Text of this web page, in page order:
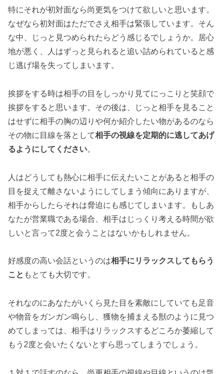
特にそれが初対面なら尚更気をつけて欲しいと思います。
なぜなら初対面はただでさえ相手は緊張しています。そん
な中、じっと見つめられたらどう感じるでしょうか。居心
地が悪く、人はずっと見られると追い詰められていると感
じ逃げ場を失ってしまいます。
挨拶をする時は相手の目をしっかり見てにっこりと笑顔で
挨拶をすると思います。その後は、じっと相手を見ること
はせずに相手の胸の辺りや何か紹介したい物があるのなら
その物に目線を落として相手の視線を定期的に逃してあげ
るようにしてください。
人はどうしても熱心に相手に伝えたいことがあると相手の
目を捉えて離さないようにしてしまう傾向にありますが、
相手からしたらそれは脅迫にも感じてしまいます。もしあ
なたが営業職である場合、相手はじっくり考える時間が欲
しいと言って2度と会うことはないかもしれません。
好感度の高い会話というのは相手にリラックスしてもらう
こと もとても大切です。
それなのにあなたがいくら見た目を素敵にしていても足音
や物音をガンガン鳴らし、獲物を捕まえる獣のように見つ
めてしまっては、相手はリラックスするどころか萎縮して
もう2度と会いたくないとすら思ってしまうでしょう。